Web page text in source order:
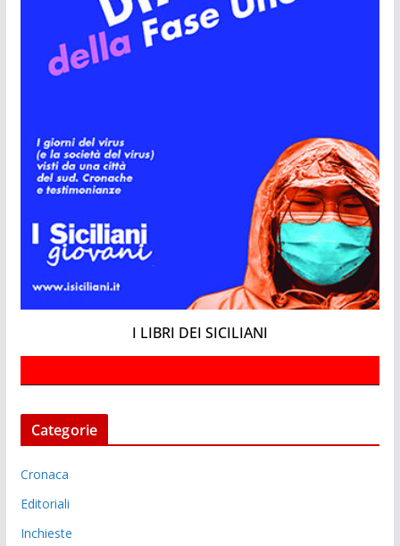
I LIBRI DEI SICILIANI
Categorie
Cronaca
Editoriali
Inchieste